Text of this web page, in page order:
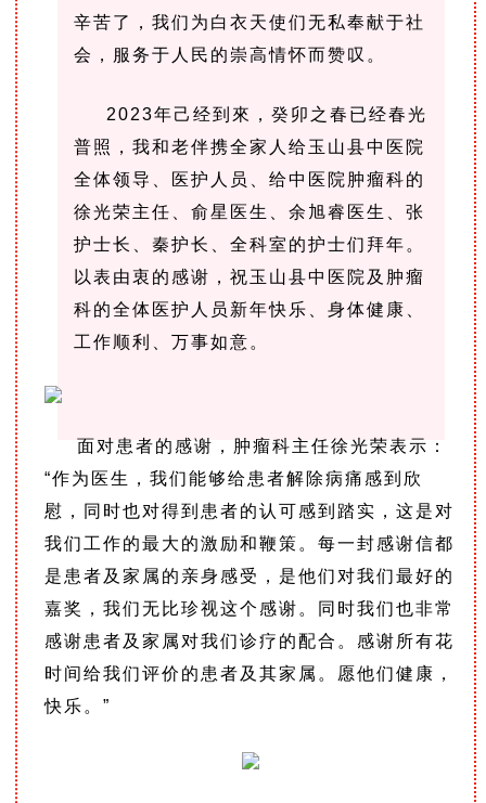
辛苦了，我们为白衣天使们无私奉献于社
会，服务于人民的崇高情怀而赞叹。
2023年己经到來，癸卯之春已经春光
普照，我和老伴携全家人给玉山县中医院
全体领导、医护人员、给中医院肿瘤科的
徐光荣主任、俞星医生、余旭睿医生、张
护士长、秦护长、全科室的护士们拜年。
以表由衷的感谢，祝玉山县中医院及肿瘤
科的全体医护人员新年快乐、身体健康、
工作顺利、万事如意。
面对患者的感谢，肿瘤科主任徐光荣表示：
“作为医生，我们能够给患者解除病痛感到欣
慰，同时也对得到患者的认可感到踏实，这是对
我们工作的最大的激励和鞭策。 每一封感谢信都
是患者及家属的亲身感受，是他们对我们最好的
嘉奖，我们无比珍视这个感谢。
同时我们也非常
感谢患者及家属对我们诊疗的配合。 感谢所有花
时间给我们评价的患者及其家属。 愿他们健康，
快乐。 ”